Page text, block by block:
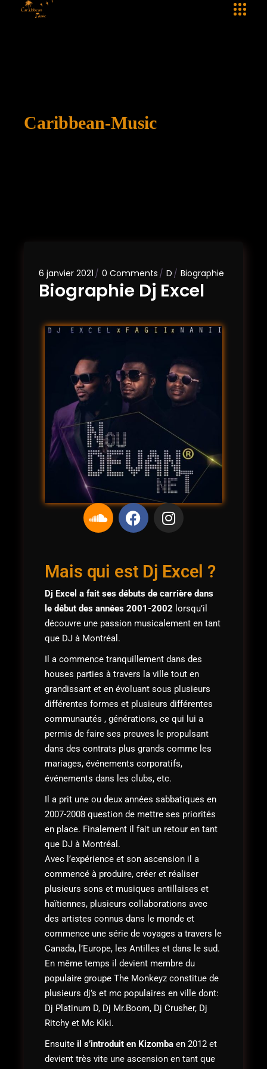
Caribbean-Music
6 janvier 2021 0 Comments D Biographie
Biographie Dj Excel
Mais qui est Dj Excel ?
Dj Excel a fait ses débuts de carrière dans
le début des années 2001-2002 lorsqu’il
découvre une passion musicalement en tant
que DJ à Montréal.
Il a commence tranquillement dans des
houses parties à travers la ville tout en
grandissant et en évoluant sous plusieurs
différentes formes et plusieurs différentes
communautés , générations, ce qui lui a
permis de faire ses preuves le propulsant
dans des contrats plus grands comme les
mariages, événements corporatifs,
événements dans les clubs, etc.
Il a prit une ou deux années sabbatiques en
2007-2008 question de mettre ses priorités
en place. Finalement il fait un retour en tant
que DJ à Montréal.
Avec l’expérience et son ascension il a
commencé à produire, créer et réaliser
plusieurs sons et musiques antillaises et
haïtiennes, plusieurs collaborations avec
des artistes connus dans le monde et
commence une série de voyages a travers le
Canada, l’Europe, les Antilles et dans le sud.
En même temps il devient membre du
populaire groupe The Monkeyz constitue de
plusieurs dj’s et mc populaires en ville dont:
Dj Platinum D, Dj Mr.Boom, Dj Crusher, Dj
Ritchy et Mc Kiki.
Ensuite il s’introduit en Kizomba en 2012 et
devient très vite une ascension en tant que